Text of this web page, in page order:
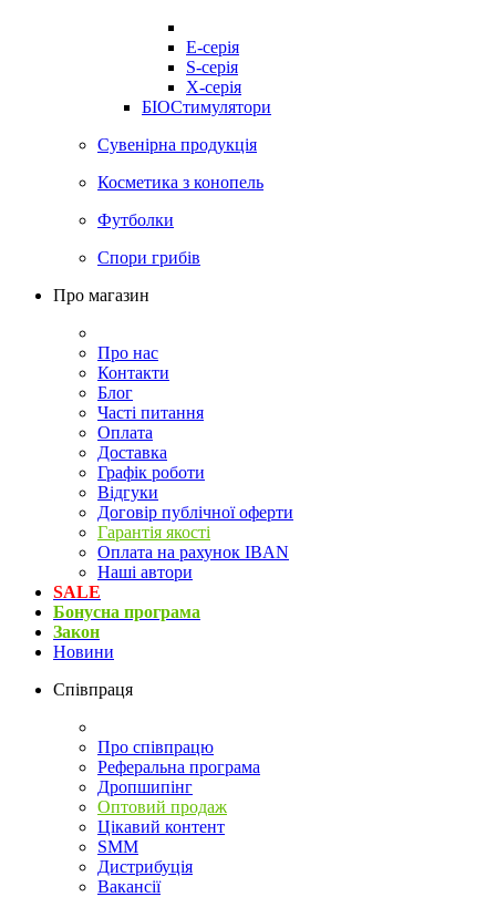
E-серія
S-серія
X-серія
БІОСтимулятори
Сувенірна продукція
Косметика з конопель
Футболки
Спори грибів
Про магазин
Про нас
Контакти
Блог
Часті питання
Оплата
Доставка
Графік роботи
Відгуки
Договір публічної оферти
Гарантія якості
Оплата на рахунок IBAN
Наші автори
SALE
Бонусна програма
Закон
Новини
Співпраця
Про співпрацю
Реферальна програма
Дропшипінг
Оптовий продаж
Цікавий контент
SMM
Дистрибуція
Вакансії